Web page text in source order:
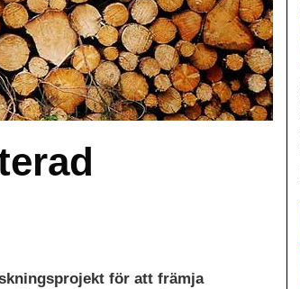
för att främja